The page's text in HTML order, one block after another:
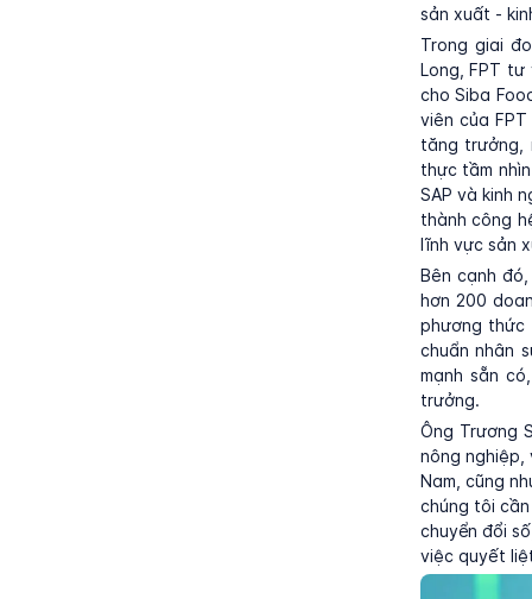
sản xuất -
Trong giai
Long, FPT tư
cho Siba
viên của
tăng trưởng,
thực tầm
SAP và kinh
thành công
lĩnh vực sản
Bên cạnh
hơn 200
phương
chuẩn nhân
mạnh sẵn
trưởng.
Ông Trương
nông
Nam, cũng
chúng tôi
chuyển đổi
việc quyết